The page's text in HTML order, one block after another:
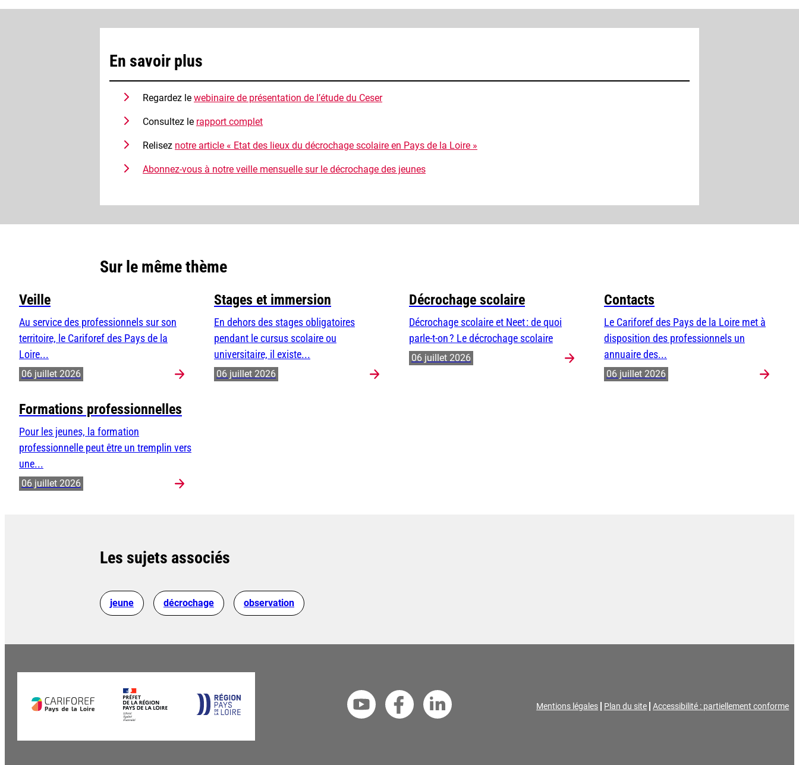
En savoir plus
Regardez le webinaire de présentation de l’étude du Ceser
Consultez le rapport complet
Relisez notre article « Etat des lieux du décrochage scolaire en Pays de la Loire »
Abonnez-vous à notre veille mensuelle sur le décrochage des jeunes
Sur le même thème
Veille
Au service des professionnels sur son
territoire, le Cariforef des Pays de la
Loire...
06 juillet 2026
Stages et immersion
En dehors des stages obligatoires
pendant le cursus scolaire ou
universitaire, il existe...
06 juillet 2026
Décrochage scolaire
Décrochage scolaire et Neet : de quoi
parle-t-on ? Le décrochage scolaire
06 juillet 2026
Contacts
Le Cariforef des Pays de la Loire met à
disposition des professionnels un
annuaire des...
06 juillet 2026
Formations professionnelles
Pour les jeunes, la formation
professionnelle peut être un tremplin vers
une...
06 juillet 2026
Les sujets associés
jeune décrochage observation
Mentions légales Plan du site Accessibilité : partiellement conforme